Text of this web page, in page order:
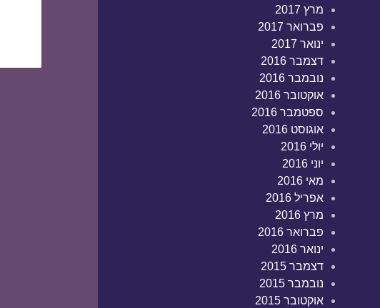
מרץ 2017
פברואר 2017
ינואר 2017
דצמבר 2016
נובמבר 2016
אוקטובר 2016
ספטמבר 2016
אוגוסט 2016
יולי 2016
יוני 2016
מאי 2016
אפריל 2016
מרץ 2016
פברואר 2016
ינואר 2016
דצמבר 2015
נובמבר 2015
אוקטובר 2015